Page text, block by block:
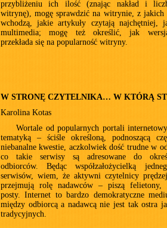
przybliżeniu ich ilość (znając nakład i
witrynę), mogę sprawdzić na witrynie, z jakich
wchodzą, jakie artykuły czytają najchętniej,
multimedia; mogę też określić, jak
przekłada się na popularność witryny.
W STRONĘ CZYTELNIKA… W KTÓRĄ
Karolina Kotas
Wortale od popularnych portali
tematyką – ściśle określoną, podnoszącą
niebanalne kwestie, aczkolwiek dość trudne w
co takie serwisy są adresowane do
odbiorców. Będąc współzałożycielką
serwisów, wiem, że aktywni czytelnicy
przejmują rolę nadawców – piszą felietony,
posty. Internet to bardzo demokratyczne
między odbiorcą a nadawcą nie jest tak ostra
tradycyjnych.